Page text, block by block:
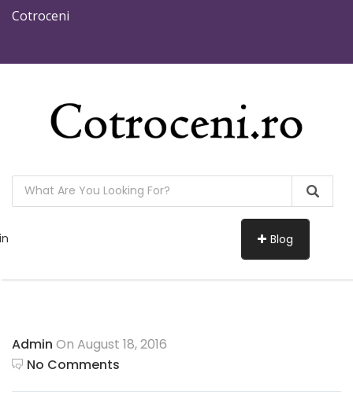
Cotroceni
Blog
Admin On August 18, 2016
No Comments